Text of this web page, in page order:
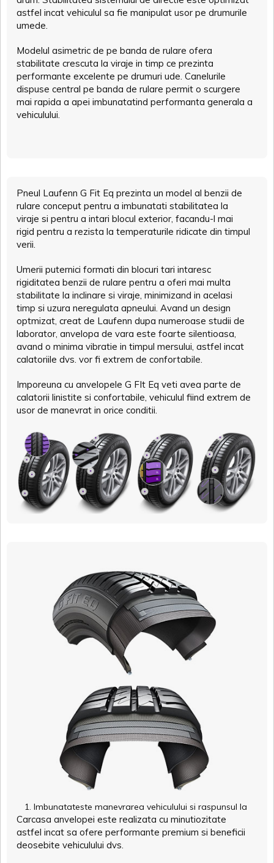
astfel incat vehiculul sa fie manipulat usor pe drumurile
umede.
Modelul asimetric de pe banda de rulare ofera
stabilitate crescuta la viraje in timp ce prezinta
performante excelente pe drumuri ude. Canelurile
dispuse central pe banda de rulare permit o scurgere
mai rapida a apei imbunatatind performanta generala a
vehiculului.
Pneul Laufenn G Fit Eq prezinta un model al benzii de
rulare conceput pentru a imbunatati stabilitatea la
viraje si pentru a intari blocul exterior, facandu-l mai
rigid pentru a rezista la temperaturile ridicate din timpul
verii.
Umerii puternici formati din blocuri tari intaresc
rigiditatea benzii de rulare pentru a oferi mai multa
stabilitate la inclinare si viraje, minimizand in acelasi
timp si uzura neregulata apneului. Avand un design
optmizat, creat de Laufenn dupa numeroase studii de
laborator, anvelopa de vara este foarte silentioasa,
avand o minima vibratie in timpul mersului, astfel incat
calatoriile dvs. vor fi extrem de confortabile.
Imporeuna cu anvelopele G FIt Eq veti avea parte de
calatorii linistite si confortabile, vehiculul fiind extrem de
usor de manevrat in orice conditii.
Carcasa anvelopei este realizata cu minutiozitate
astfel incat sa ofere performante premium si beneficii
deosebite vehiculului dvs.
Imbunatateste manevrarea vehiculului si raspunsul la